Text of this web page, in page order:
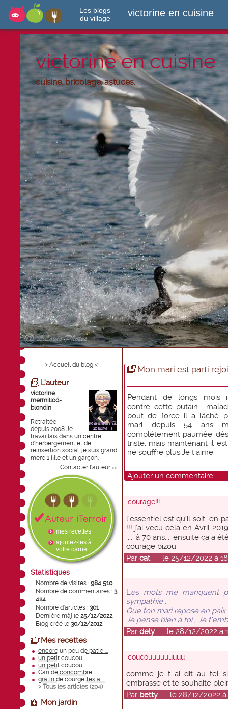
Les blogs
du village
victorine en cuisine
victorine en cuisine
cuisine, bricolage, astuces.
> Accueil du blog <
L'auteur
victorine
mermillod-
blondin
Retraitée
depuis 2008 Je
travaillais dans un centre
d'herbergement et de
réinsertion social. je suis grand
mère 1 fille et un garçon.
Contacter l'auteur >>
mes recettes
ajoutez-les à
votre carnet
Statistiques
Nombre de visites : 984 510
Nombre de commentaires : 3
424
Nombre d'articles : 301
Dernière màj le 25/12/2022
Blog créé le 30/12/2012
Mes recettes
encore un peu de patie ...
un petit coucou
un petit coucou
Cari de concombre
gratin de courgettes a ...
> Tous les articles (204)
Mon jardin
Mon mari est parti
Pendant de longs
contre cette putain
bout de force il a lâché
mari depuis 54 ans
complétement paumée,
triste. mais maintenant il
ne souffre plus.Je t'aime.
Ajouter un commentaire
courage!!!
l'essentiel est qu'il soit en
!!! j'ai vécu cela en Avril
..... à 70 ans.... ensuite ça a
courage bizou
Par catle 25/12/2022 à
Les mots me manquent
sympathie .
Que ton mari repose en paix
Je pense bien à toi ; Je
Par delyle 28/12/2022 à
coucouuuuuuuuu
comme je t ai dit au tel
embrasse et te souhaite
Par bettyle 28/12/2022 à